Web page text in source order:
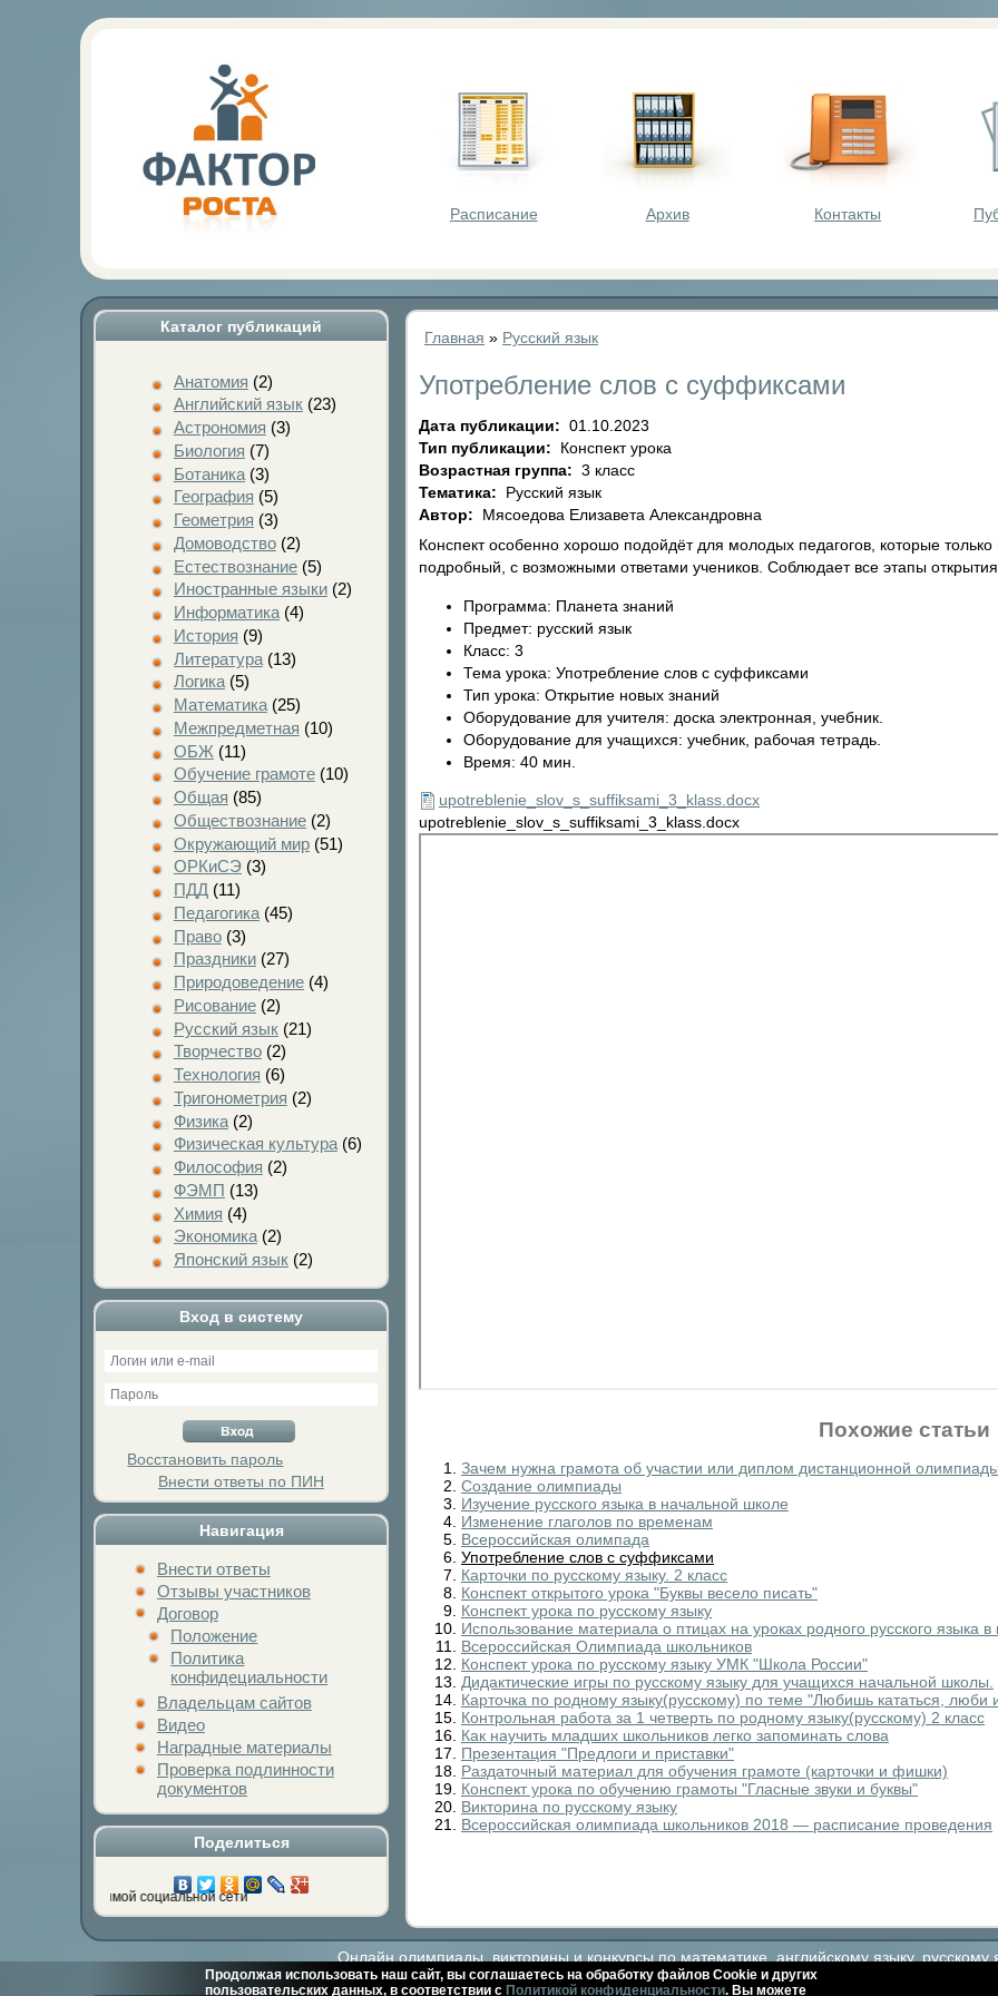
Расписание Архив Контакты
Каталог публикаций
Анатомия (2)
Английский язык(23)
Астрономия (3)
Биология (7)
Ботаника(3)
География (5)
Геометрия (3)
Домоводство(2)
Естествознание(5)
Иностранные языки(2)
Информатика(4)
История (9)
Литература(13)
Логика(5)
Математика(25)
Межпредметная (10)
ОБЖ (11)
Обучение грамоте(10)
Общая (85)
Обществознание(2)
Окружающий мир(51)
ОРКиСЭ(3)
ПДД (11)
Педагогика(45)
Право(3)
Праздники(27)
Природоведение(4)
Рисование(2)
Русский язык(21)
Творчество(2)
Технология (6)
Тригонометрия (2)
Физика(2)
Физическая культура(6)
Философия (2)
ФЭМП (13)
Химия (4)
Экономика(2)
Японский язык(2)
Вход в систему
Восстановить пароль
Внести ответы по ПИН
Навигация
Внести ответы
Отзывы участников
Договор
Положение
Политика
конфидециальности
Владельцам сайтов
Видео
Наградные материалы
Проверка подлинности
документов
Поделиться
любимой социальной сети
Главная » Русский язык
Употребление слов с суффиксами
Дата публикации: 01.10.2023
Тип публикации:
Конспект урока
Возрастная группа: 3 класс
Тематика:
Русский язык
Автор:
Мясоедова Елизавета Александровна
Конспект особенно хорошо подойдёт для молодых педагогов, которые только
подробный, с возможными ответами учеников. Соблюдает все этапы
Программа: Планета знаний
Предмет: русский язык
Класс: 3
Тема урока: Употребление слов с суффиксами
Тип урока: Открытие новых знаний
Оборудование для учителя: доска электронная, учебник.
Оборудование для учащихся: учебник, рабочая тетрадь.
Время: 40 мин.
upotreblenie_slov_s_suffiksami_3_klass.docx
upotreblenie_slov_s_suffiksami_3_klass.docx
Похожие статьи
Зачем нужна грамота об участии или диплом дистанционной
Создание олимпиады
Изучение русского языка в начальной школе
Изменение глаголов по временам
Всероссийская олимпада
Употребление слов с суффиксами
Карточки по русскому языку. 2 класс
Конспект открытого урока "Буквы весело писать"
Конспект урока по русскому языку
Использование материала о птицах на уроках родного русского языка
Всероссийская Олимпиада школьников
Конспект урока по русскому языку УМК "Школа России"
Дидактические игры по русскому языку для учащихся начальной школы.
Карточка по родному языку(русскому) по теме "Любишь кататься, люби
Контрольная работа за 1 четверть по родному языку(русскому) 2 класс
Как научить младших школьников легко запоминать слова
Презентация "Предлоги и приставки"
Раздаточный материал для обучения грамоте (карточки и фишки)
Конспект урока по обучению грамоты "Гласные звуки и буквы"
Викторина по русскому языку
Всероссийская олимпиада школьников 2018 — расписание проведения
Онлайн олимпиады, викторины и конкурсы по математике, английскому языку, русскому
Продолжая использовать наш сайт, вы соглашаетесь на обработку файлов Сookie и других
пользовательских данных, в соответствии с Политикой конфиденциальности. Вы можете